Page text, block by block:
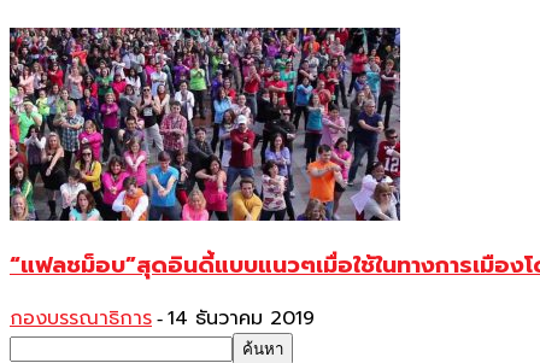
“แฟลชม็อบ”สุดอินดี้แบบแนวๆเมื่อใช้ในทางการเมือง
กองบรรณาธิการ - 14 ธันวาคม 2019